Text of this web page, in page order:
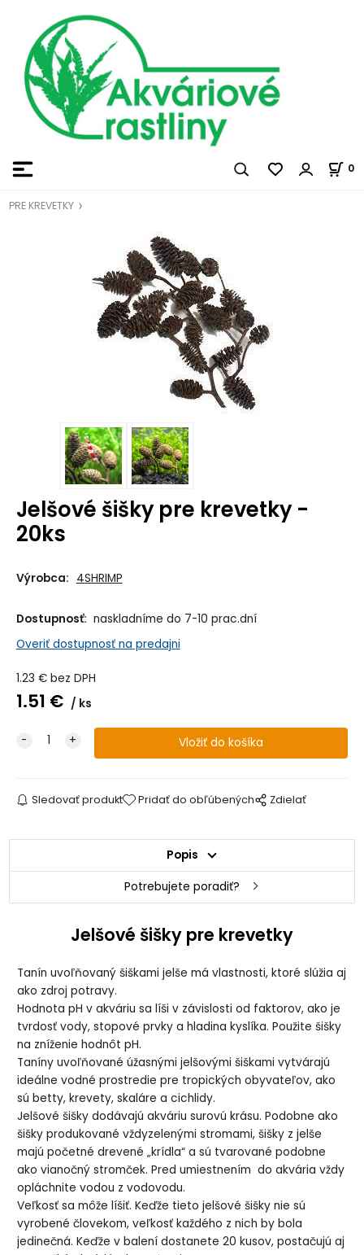
0
PRE KREVETKY
Jelšové šišky pre krevetky -
20ks
Výrobca: 4SHRIMP
Dostupnosť: naskladníme do 7-10 prac.dní
Overiť dostupnosť na predajni
1.23 € bez DPH
1.51 € ks
Sledovať produkt Pridať do obľúbených Zdielať
Popis
Potrebujete poradiť?
Jelšové šišky pre krevetky
Tanín uvoľňovaný šiškami jelše má vlastnosti, ktoré slúžia aj
ako zdroj potravy.
Hodnota pH v akváriu sa líši v závislosti od faktorov, ako je
tvrdosť vody, stopové prvky a hladina kyslíka. Použite šišky
na zníženie hodnôt pH.
Taníny uvoľňované úžasnými jelšovými šiškami vytvárajú
ideálne vodné prostredie pre tropických obyvateľov, ako
sú betty, krevety, skaláre a cichlidy.
Jelšové šišky dodávajú akváriu surovú krásu. Podobne ako
šišky produkované vždyzelenými stromami, šišky z jelše
majú početné drevené „krídla“ a sú tvarované podobne
ako vianočný stromček. Pred umiestnením do akvária vždy
opláchnite vodou z vodovodu.
Veľkosť sa môže líšiť. Keďže tieto jelšové šišky nie sú
vyrobené človekom, veľkosť každého z nich by bola
jedinečná. Keďže v balení dostanete 20 kusov, postačujú aj